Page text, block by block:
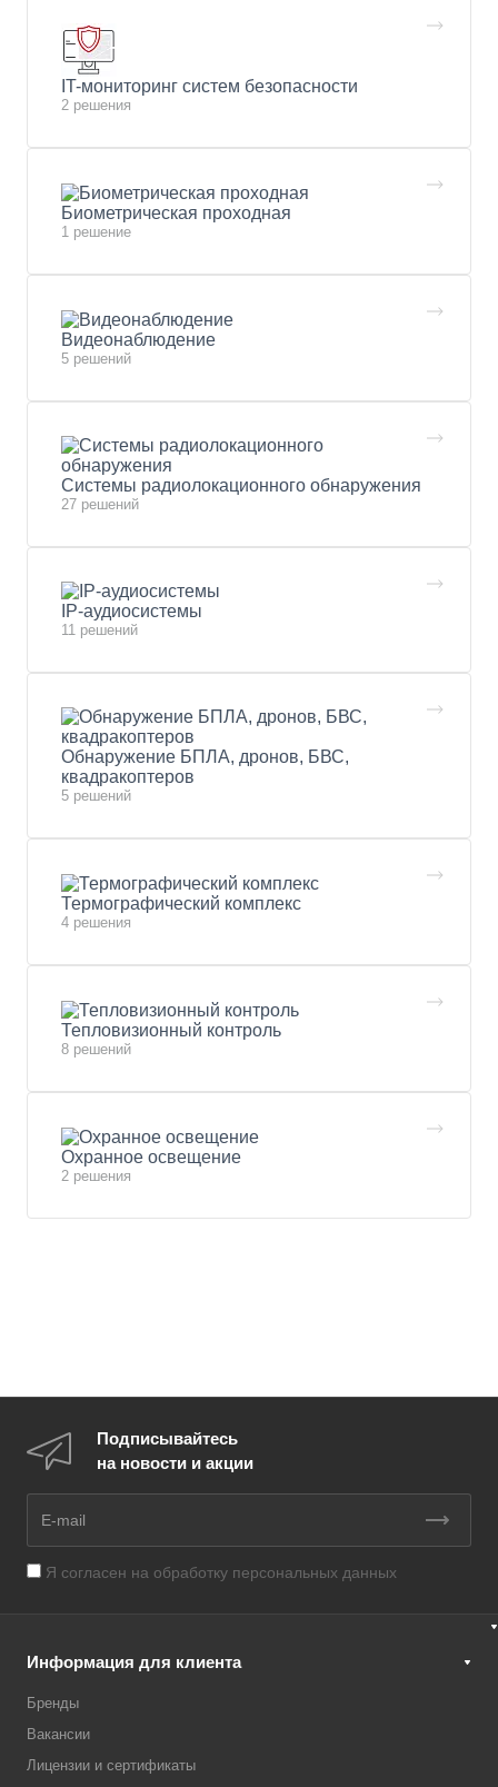
IT-мониторинг систем безопасности
2 решения
Биометрическая проходная
1 решение
Видеонаблюдение
5 решений
Системы радиолокационного обнаружения
27 решений
IP-аудиосистемы
11 решений
Обнаружение БПЛА, дронов, БВС,
квадракоптеров
5 решений
Термографический комплекс
4 решения
Тепловизионный контроль
8 решений
Охранное освещение
2 решения
Подписывайтесь
на новости и акции
Я согласен на обработку персональных данных
Информация для клиента
Бренды
Вакансии
Лицензии и сертификаты